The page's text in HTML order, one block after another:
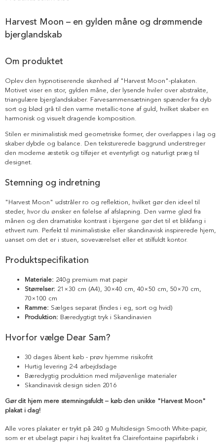
Harvest Moon – en gylden måne og drømmende
bjerglandskab
Om produktet
Oplev den hypnotiserende skønhed af "Harvest Moon"-plakaten.
Motivet viser en stor, gylden måne, der lysende hviler over abstrakte,
triangulære bjerglandskaber. Farvesammensætningen spænder fra dyb
sort og blød grå til den varme metallic-tone af guld, hvilket skaber en
harmonisk og visuelt dragende komposition.
Stilen er minimalistisk med geometriske former, der overlappes i lag og
skaber dybde og balance. Den teksturerede baggrund understreger
den moderne æstetik og tilføjer et eventyrligt og naturligt præg til
designet.
Stemning og indretning
"Harvest Moon" udstråler ro og reflektion, hvilket gør den ideel til
steder, hvor du ønsker en følelse af afslapning. Den varme glød fra
månen og den dramatiske kontrast i bjergene gør det til et blikfang i
ethvert rum. Perfekt til minimalistiske eller skandinavisk inspirerede hjem,
uanset om det er i stuen, soveværelset eller et stilfuldt kontor.
Produktspecifikation
Materiale: 240g premium mat papir
Størrelser: 21×30 cm (A4), 30×40 cm, 40×50 cm, 50×70 cm,
70×100 cm
Ramme: Sælges separat (findes i eg, sort og hvid)
Produktion: Bæredygtigt tryk i Skandinavien
Hvorfor vælge Dear Sam?
30 dages åbent køb - prøv hjemme risikofrit
Hurtig levering 2-4 arbejdsdage
Bæredygtig produktion med miljøvenlige materialer
Skandinavisk design siden 2016
Gør dit hjem mere stemningsfuldt – køb den unikke "Harvest Moon"
plakat i dag!
Alle vores plakater er trykt på 240 g Multidesign Smooth White-papir,
som er et ubelagt papir i høj kvalitet fra Clairefontaine papirfabrik i